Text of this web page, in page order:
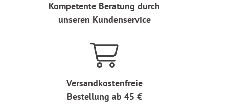
Kompetente Beratung durch
unseren Kundenservice
Versandkostenfreie
Bestellung ab 45 €